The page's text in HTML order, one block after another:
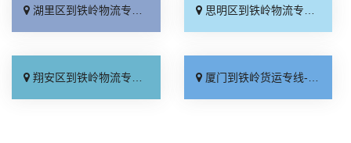
湖里区到铁岭物流专线_计费标准「诚信为先」 思明区到铁岭物流专线_多少公里「几天到达」
翔安区到铁岭物流专线_市县闪送「多少公里」 厦门到铁岭货运专线-厦门到铁岭物流公司_准时到货「需要几天」